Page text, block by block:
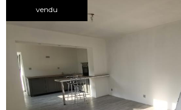
vendu
bien